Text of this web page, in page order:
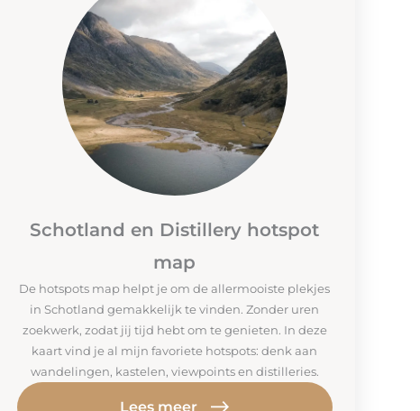
Schotland en Distillery hotspot
map
De hotspots map helpt je om de allermooiste plekjes
in Schotland gemakkelijk te vinden. Zonder uren
zoekwerk, zodat jij tijd hebt om te genieten. In deze
kaart vind je al mijn favoriete hotspots: denk aan
wandelingen, kastelen, viewpoints en distilleries.
Lees meer